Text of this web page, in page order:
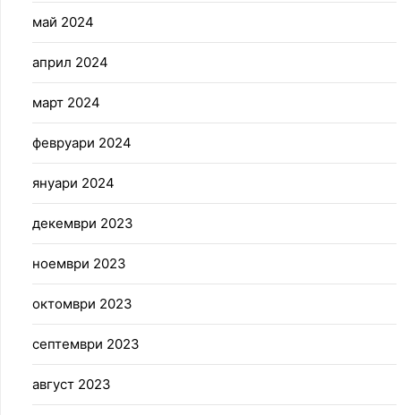
май 2024
април 2024
март 2024
февруари 2024
януари 2024
декември 2023
ноември 2023
октомври 2023
септември 2023
август 2023